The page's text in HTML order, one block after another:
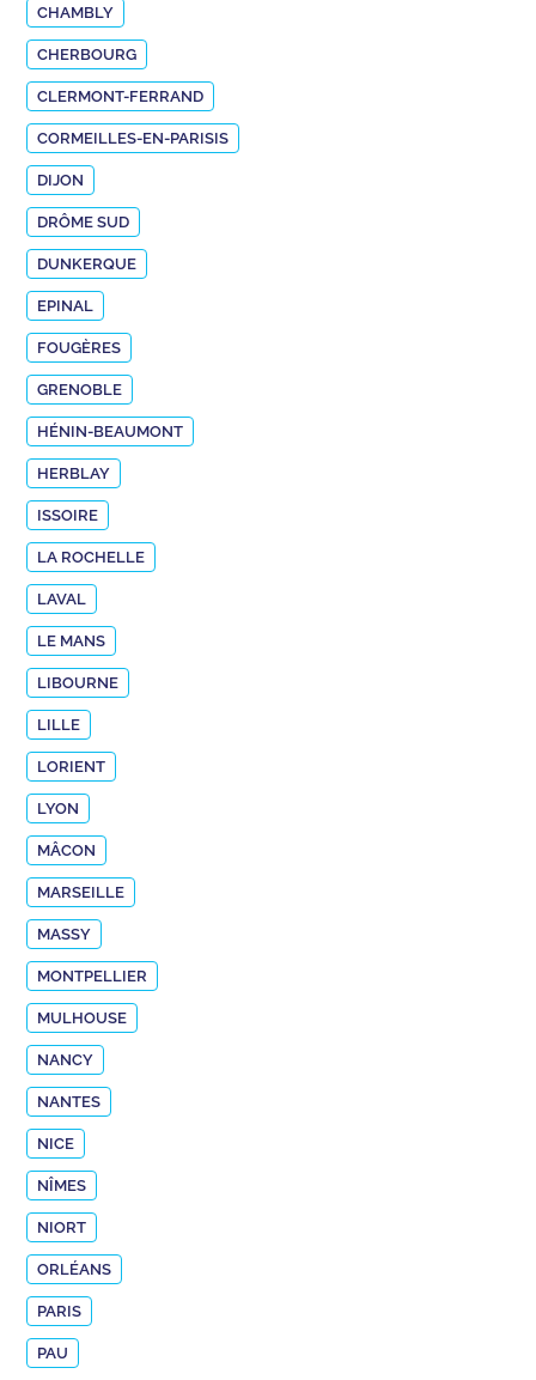
CHAMBLY
CHERBOURG
CLERMONT-FERRAND
CORMEILLES-EN-PARISIS
DIJON
DRÔME SUD
DUNKERQUE
EPINAL
FOUGÈRES
GRENOBLE
HÉNIN-BEAUMONT
HERBLAY
ISSOIRE
LA ROCHELLE
LAVAL
LE MANS
LIBOURNE
LILLE
LORIENT
LYON
MÂCON
MARSEILLE
MASSY
MONTPELLIER
MULHOUSE
NANCY
NANTES
NICE
NÎMES
NIORT
ORLÉANS
PARIS
PAU